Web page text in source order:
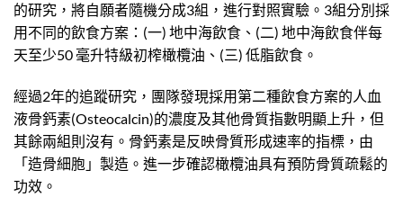
的研究，將自願者隨機分成3組，進行對照實驗。3組分別採
用不同的飲食方案：(一) 地中海飲食、(二) 地中海飲食伴每
天至少50 毫升特級初榨橄欖油、(三) 低脂飲食。
經過2年的追蹤研究，團隊發現採用第二種飲食方案的人血
液骨鈣素(Osteocalcin)的濃度及其他骨質指數明顯上升，但
其餘兩組則沒有。骨鈣素是反映骨質形成速率的指標，由
「造骨細胞」製造。進一步確認橄欖油具有預防骨質疏鬆的
功效。